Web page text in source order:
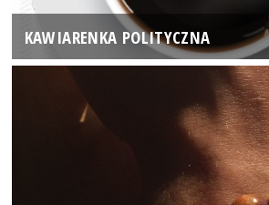
KAWIARENKA POLITYCZNA